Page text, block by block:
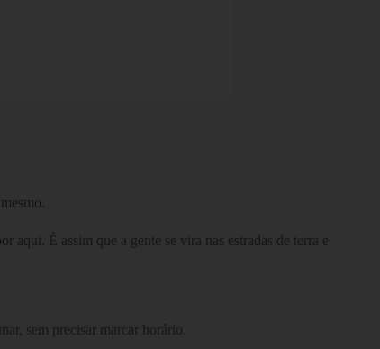
aqui. É assim que a gente se vira nas estradas de terra e
sem precisar marcar horário.